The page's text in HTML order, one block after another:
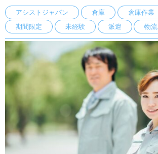
アシストジャパン 倉庫 倉庫作業
期間限定
未経験 派遣 物流